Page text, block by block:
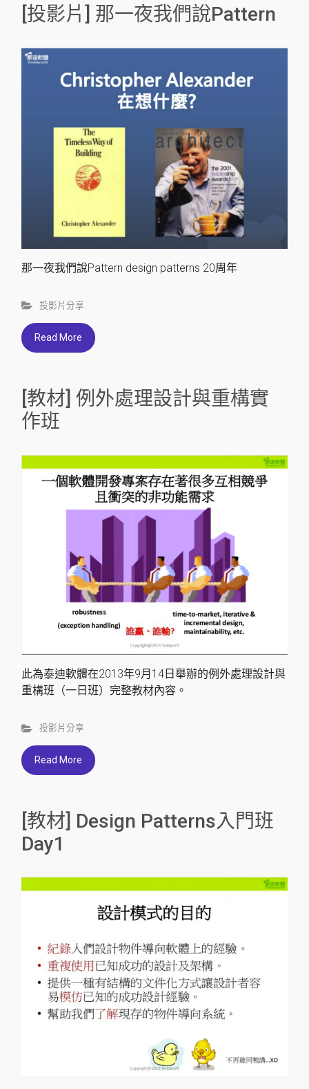
[投影片] 那一夜我們說Pattern
那一夜我們說Pattern design patterns 20周年
投影片分享
Read More
[教材] 例外處理設計與重構實
作班
此為泰迪軟體在2013年9月14日舉辦的例外處理設計與
重構班（一日班）完整教材內容。
投影片分享
Read More
[教材] Design Patterns入門班
Day1